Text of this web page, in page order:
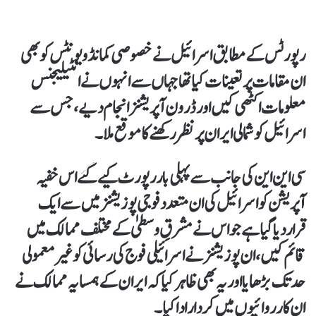
رپورٹس کے مطابق اسرائیل نے خصوصی کمانڈو یونٹس کو بھی
ان مقامات پر تعینات کیا تھا جہاں سے انہوں نے انٹیلیجنس
معلومات اکٹھی کیں اور ڈرون آپریشنز انجام دیے،جس سے
اسرائیل کو شمالی ایران پر نظر رکھنے کا موقع ملا۔
سی این این کی جانب سے پہلی بار رپورٹ کیےگئے اس خفیہ
آپریشن کو اسرائیل کی ان متعدد فوجی پوزیشنز میں سے ایک
قراردیا گیا ہےجو اس نے مشرقِ وسطیٰ کے مختلف ممالک میں
قائم کیں،ان پوزیشنز نے اسرائیلی فوج کی رسائی کو غیرمعمولی
حد تک بڑھایا اور یہ بھی ظاہر کیاکہ ایران کے ہمسایہ ممالک نے
ان کارروائیوں میں کردار ادا کیا۔